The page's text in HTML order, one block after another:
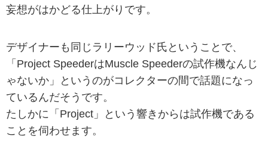
妄想がはかどる仕上がりです。
デザイナーも同じラリーウッド氏ということで、
「Project SpeederはMuscle Speederの試作機なんじ
ゃないか」というのがコレクターの間で話題になっ
ているんだそうです。
たしかに「Project」という響きからは試作機である
ことを伺わせます。